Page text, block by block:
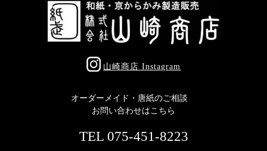
山崎商店 Instagram
オーダーメイド・唐紙のご相談
お問い合わせはこちら
TEL 075-451-8223